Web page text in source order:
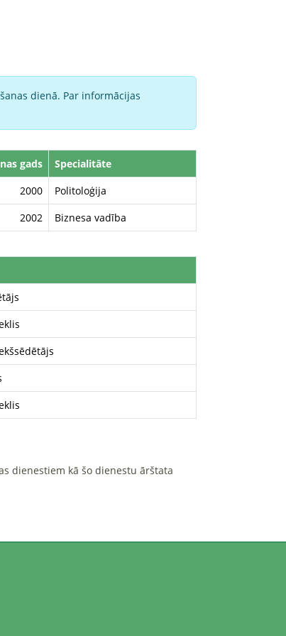
dienā. Par informācijas
gads
Specialitāte
2000
Politoloģija
2002 Biznesa vadība
dienestiem kā šo dienestu ārštata